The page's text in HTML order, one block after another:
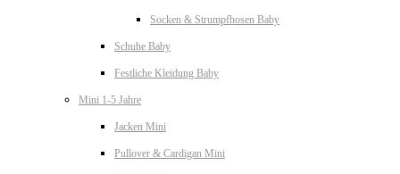
Socken & Strumpfhosen Baby
Schuhe Baby
Festliche Kleidung Baby
Mini 1-5 Jahre
Jacken Mini
Pullover & Cardigan Mini